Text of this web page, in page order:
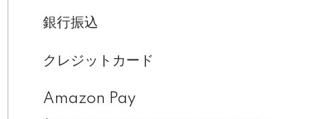
銀行振込
クレジットカード
Amazon Pay